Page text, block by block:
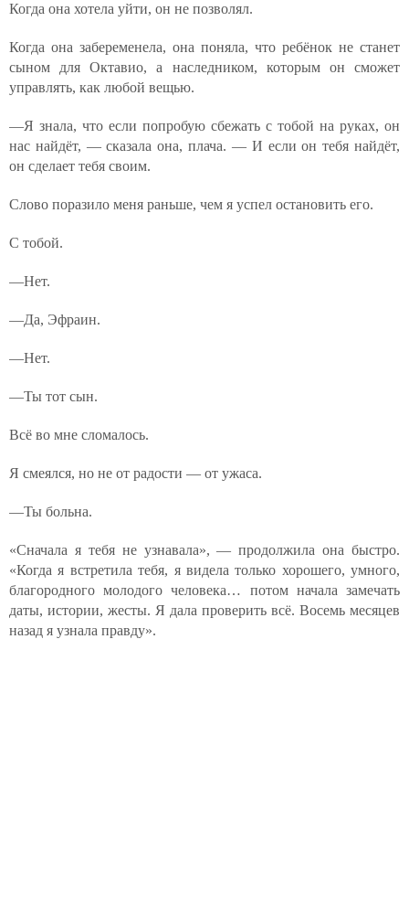
Когда она хотела уйти, он не позволял.
Когда она забеременела, она поняла, что ребёнок не станет
сыном для Октавио, а наследником, которым он сможет
управлять, как любой вещью.
—Я знала, что если попробую сбежать с тобой на руках, он
нас найдёт, — сказала она, плача. — И если он тебя найдёт,
он сделает тебя своим.
Слово поразило меня раньше, чем я успел остановить его.
С тобой.
—Нет.
—Да, Эфраин.
—Нет.
—Ты тот сын.
Всё во мне сломалось.
Я смеялся, но не от радости — от ужаса.
—Ты больна.
«Сначала я тебя не узнавала», — продолжила она быстро.
«Когда я встретила тебя, я видела только хорошего, умного,
благородного молодого человека… потом начала замечать
даты, истории, жесты. Я дала проверить всё. Восемь месяцев
назад я узнала правду».